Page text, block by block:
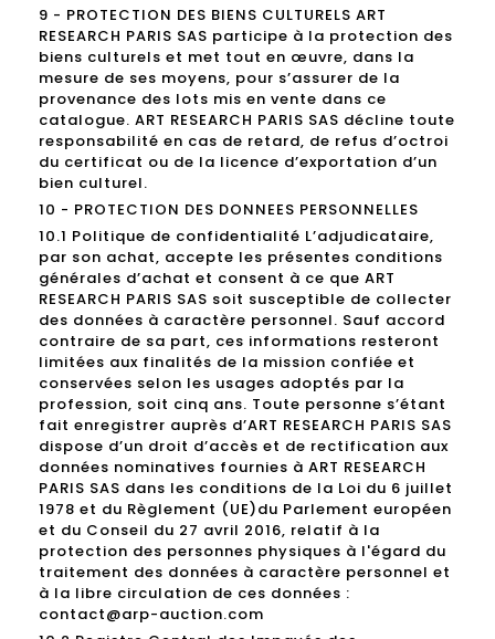
9 - PROTECTION DES BIENS CULTURELS ART
RESEARCH PARIS SAS participe à la protection des
biens culturels et met tout en œuvre, dans la
mesure de ses moyens, pour s’assurer de la
provenance des lots mis en vente dans ce
catalogue. ART RESEARCH PARIS SAS décline toute
responsabilité en cas de retard, de refus d’octroi
du certificat ou de la licence d’exportation d’un
bien culturel.
10 - PROTECTION DES DONNEES PERSONNELLES
10.1 Politique de confidentialité L’adjudicataire,
par son achat, accepte les présentes conditions
générales d’achat et consent à ce que ART
RESEARCH PARIS SAS soit susceptible de collecter
des données à caractère personnel. Sauf accord
contraire de sa part, ces informations resteront
limitées aux finalités de la mission confiée et
conservées selon les usages adoptés par la
profession, soit cinq ans. Toute personne s’étant
fait enregistrer auprès d’ART RESEARCH PARIS SAS
dispose d’un droit d’accès et de rectification aux
données nominatives fournies à ART RESEARCH
PARIS SAS dans les conditions de la Loi du 6 juillet
1978 et du Règlement (UE)du Parlement européen
et du Conseil du 27 avril 2016, relatif à la
protection des personnes physiques à l'égard du
traitement des données à caractère personnel et
à la libre circulation de ces données :
contact@arp-auction.com